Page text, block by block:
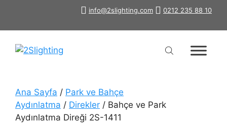
info@2slighting.com 0212 235 88 10
Ana Sayfa / Park ve Bahçe
Aydınlatma / Direkler / Bahçe ve Park
Aydınlatma Direği 2S-1411